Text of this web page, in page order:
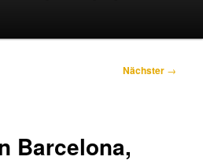
Nächster →
Barcelona,